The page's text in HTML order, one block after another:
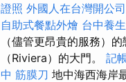
證照 外國人在台灣開公司
自助式餐點外燴 台中養
（儘管更昂貴的服務）
（Riviera）的大門。 記
中 筋膜刀 地中海西海岸